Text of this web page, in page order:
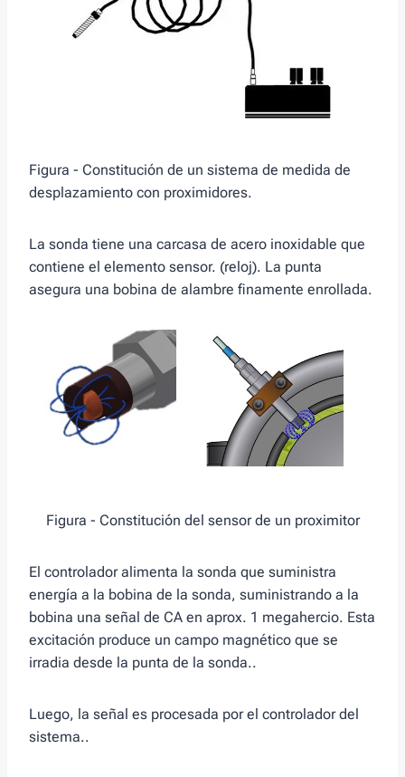
Figura - Constitución de un sistema de medida de
desplazamiento con proximidores.
La sonda tiene una carcasa de acero inoxidable que
contiene el elemento sensor. (reloj). La punta
asegura una bobina de alambre finamente enrollada.
Figura - Constitución del sensor de un proximitor
El controlador alimenta la sonda que suministra
energía a la bobina de la sonda, suministrando a la
bobina una señal de CA en aprox. 1 megahercio. Esta
excitación produce un campo magnético que se
irradia desde la punta de la sonda..
Luego, la señal es procesada por el controlador del
sistema..